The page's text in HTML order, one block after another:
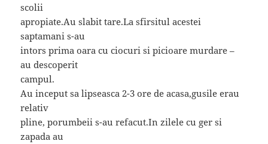
scolii
apropiate.Au slabit tare.La sfirsitul acestei
saptamani s-au
intors prima oara cu ciocuri si picioare murdare –
au descoperit
campul.
Au inceput sa lipseasca 2-3 ore de acasa,gusile erau
relativ
pline, porumbeii s-au refacut.In zilele cu ger si
zapada au